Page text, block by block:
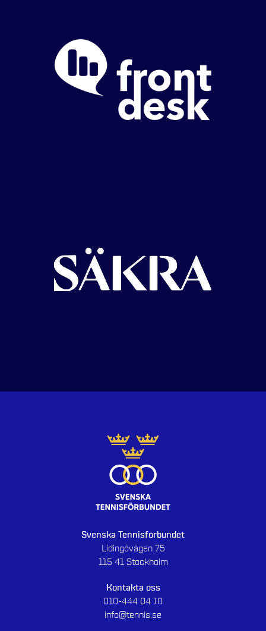
Svenska Tennisförbundet
Lidingövägen 75
115 41 Stockholm
Kontakta oss
010-444 04 10
info@tennis.se